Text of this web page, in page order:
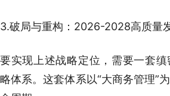
3.破局与重构：2026-2028高质量
要实现上述战略定位，需要一套
略体系。这套体系以“大商务管理”